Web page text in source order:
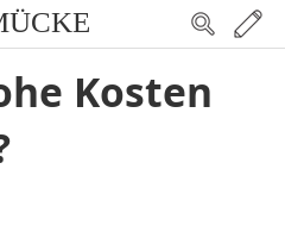
Kosten